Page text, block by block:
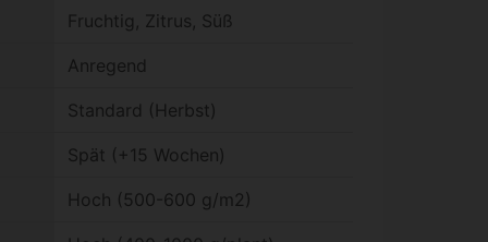
Fruchtig, Zitrus, Süß
Anregend
Standard (Herbst)
Spät (+15 Wochen)
Hoch (500-600 g/m2)